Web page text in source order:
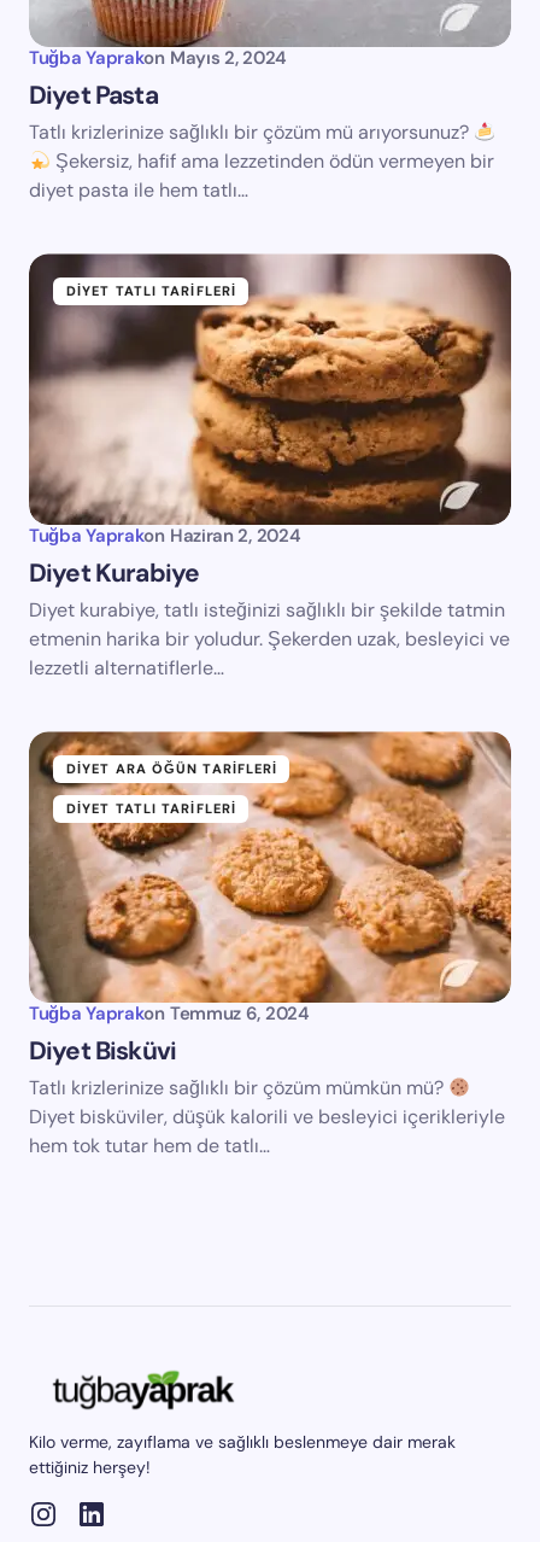
Tuğba Yaprakon Mayıs 2, 2024
Diyet Pasta
Tatlı krizlerinize sağlıklı bir çözüm mü arıyorsunuz?
Şekersiz, hafif ama lezzetinden ödün vermeyen bir
diyet pasta ile hem tatlı…
DIYET TATLI TARIFLERI
Tuğba Yaprakon Haziran 2, 2024
Diyet Kurabiye
Diyet kurabiye, tatlı isteğinizi sağlıklı bir şekilde tatmin
etmenin harika bir yoludur. Şekerden uzak, besleyici ve
lezzetli alternatiflerle…
DIYET ARA ÖĞÜN TARIFLERI
DIYET TATLI TARIFLERI
Tuğba Yaprakon Temmuz 6, 2024
Diyet Bisküvi
Tatlı krizlerinize sağlıklı bir çözüm mümkün mü?
Diyet bisküviler, düşük kalorili ve besleyici içerikleriyle
hem tok tutar hem de tatlı…
Kilo verme, zayıflama ve sağlıklı beslenmeye dair merak
ettiğiniz herşey!